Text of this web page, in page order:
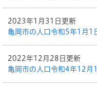
2023年1月31日更新
亀岡市の人口令和5年1月1
2022年12月28日更新
亀岡市の人口令和4年12月